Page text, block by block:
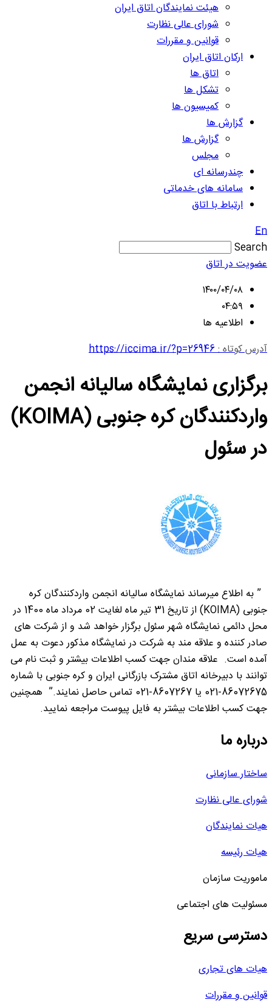
هیئت نمایندگان اتاق ایران
شورای عالی نظارت
قوانین و مقررات
ارکان اتاق ایران
اتاق ها
تشکل ها
کمیسیون ها
گزارش ها
گزارش ها
مجلس
چندرسانه ای
سامانه های خدماتی
ارتباط با اتاق
En
Search
عضویت در اتاق
۱۴۰۰/۰۴/۰۸
۰۴:۵۹
اطلاعیه ها
آدرس کوتاه :https://iccima.ir/?p=26946
برگزاری نمایشگاه سالیانه انجمن
واردکنندگان کره جنوبی (KOIMA)
در سئول
” به اطلاع میرساند نمایشگاه سالیانه انجمن واردکنندگان کره
جنوبی (KOIMA) از تاریخ 31 تیر ماه لغایت 02 مرداد ماه 1400 در
محل دائمی نمایشگاه شهر سئول برگزار خواهد شد و از شرکت های
صادر کننده و علاقه مند به شرکت در نمایشگاه مذکور دعوت به عمل
آمده است. علاقه مندان جهت کسب اطلاعات بیشتر و ثبت نام می
توانند با دبیرخانه اتاق مشترک بازرگانی ایران و کره جنوبی با شماره
86072675-021 یا 8607267-021 تماس حاصل نمایند.” همچنین
جهت کسب اطلاعات بیشتر به فایل پیوست مراجعه نمایید.
درباره ما
ساختار سازمانی
شورای عالی نظارت
هیات نمایندگان
هیات رئیسه
ماموریت سازمان
مسئولیت های اجتماعی
دسترسی سریع
هیات های تجاری
قوانین و مقررات